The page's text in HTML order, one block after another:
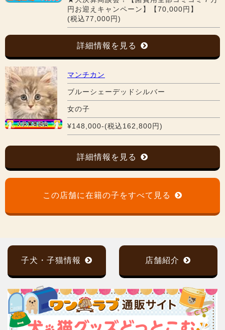
円お迎えキャンペーン】【70,000円】
(税込77,000円)
詳細情報を見る
マンチカン
ブルーシェーデッドシルバー
女の子
¥148,000-(税込162,800円)
詳細情報を見る
この店舗に在籍の子をすべて見る
子犬・子猫情報 店舗紹介